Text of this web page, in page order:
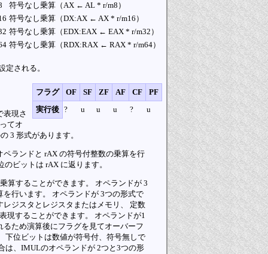
符号なし乗算（AX ← AL * r/m8）
符号なし乗算（DX:AX ← AX * r/m16）
符号なし乗算（EDX:EAX ← EAX * r/m32）
符号なし乗算（RDX:RAX ← RAX * r/m64）
定される。
フラグ OF SF ZF AF CF
PF
実行後 ? u u u ? u
表現さ
てオ
3 形式があります。
ランドと rAX の符号付整数の乗算を行
ビットは rAX に返ります。
算することができます。 オペランドが 3
行います。 オペランドが 3つの形式で
ジスタとレジスタまたはメモリ、 定数
現することができます。 オペランドが1
ため演算後にフラグを見てオーバーフ
下位ビットは数値が符号付、符号無しで
は、IMULのオペランドが 2つと3つの形